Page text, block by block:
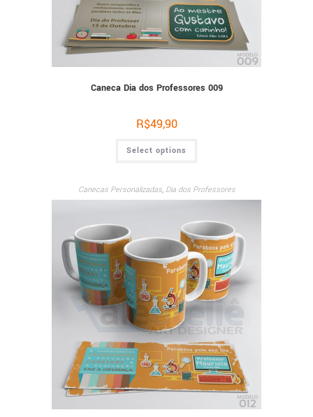
Caneca Dia dos Professores 009
R$49,90
Select options
Canecas Personalizadas, Dia dos Professores